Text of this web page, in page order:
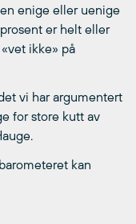
enige eller uenige
er helt eller
ikke» på
vi har argumentert
for store kutt av
kan